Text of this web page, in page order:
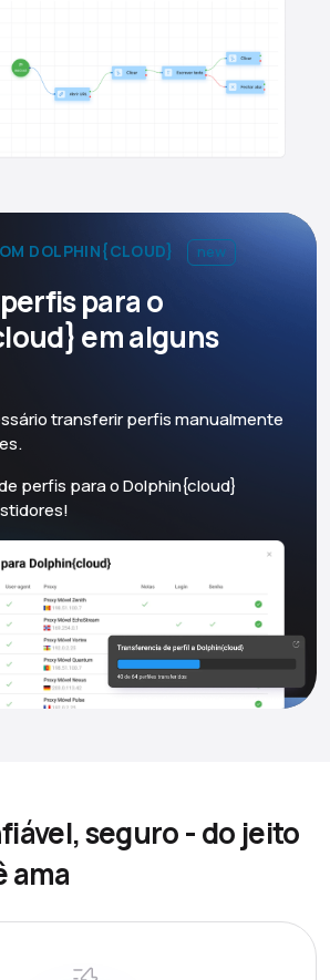
DOLPHIN{CLOUD} new
para o
em alguns
transferir perfis manualmente
perfis para o Dolphin{cloud}
seguro - do jeito
ama